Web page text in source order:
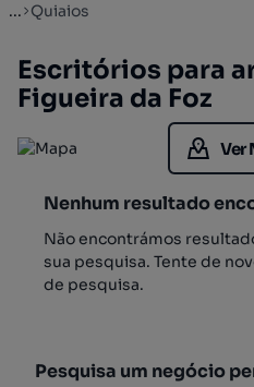
... Quiaios
Escritórios para
Figueira da Foz
Ver
Nenhum resultado
Não encontrámos
sua pesquisa. Tente de
de pesquisa.
Pesquisa um negócio